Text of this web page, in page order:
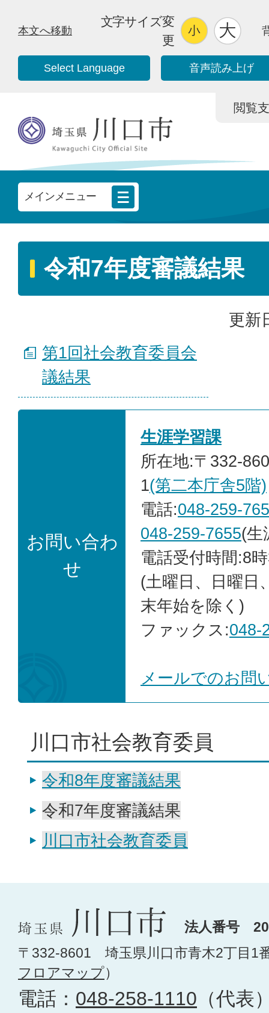
本文へ移動
文字サイズ変
更
Select Language 音声読み上げ
閲覧
メインメニュー
令和7年度審議結果
更新
第1回社会教育委員会
議結果
お問い合わ
せ
生涯学習課
所在地:〒332-
1(第二本庁舎5階)
電話:048-259-
048-259-7655(生
電話受付時間:8
(土曜日、日曜日
末年始を除く)
ファックス:048-
メールでのお問
川口市社会教育委員
令和8年度審議結果
令和7年度審議結果
川口市社会教育委員
法人番号
〒332-8601 埼玉県川口市青木2丁目1
フロアマップ）
電話： 048-258-1110 （代表